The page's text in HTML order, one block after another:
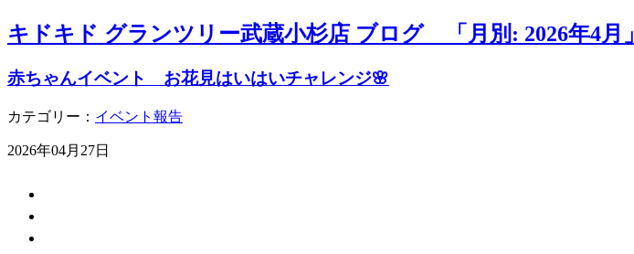
キドキド グランツリー武蔵小杉店 ブログ 「月別: 2026年4月」
赤ちゃんイベント お花見はいはいチャレンジ🌸
カテゴリー： イベント報告
2026年04月27日